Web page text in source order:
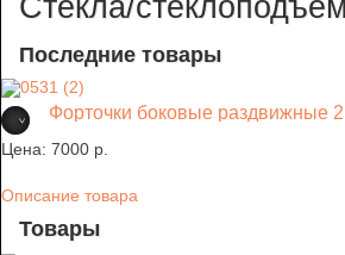
Стекла/
Последние товары
Форточки боковые раздвижные
Цена: 7000 p.
Описание товара
Товары